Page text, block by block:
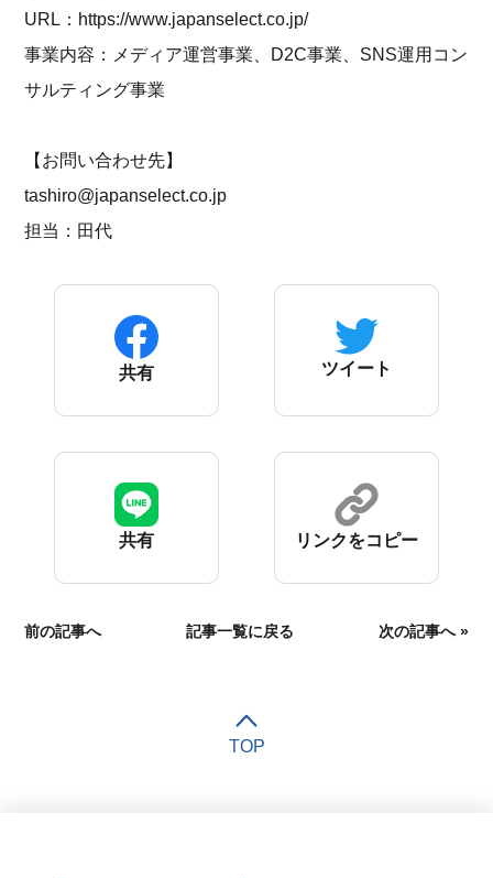
URL：https://www.japanselect.co.jp/
事業内容：メディア運営事業、D2C事業、SNS運用コン
サルティング事業
【お問い合わせ先】
tashiro@japanselect.co.jp
担当：田代
共有 ツイート
共有 リンクをコピー
前の記事へ 記事一覧に戻る 次の記事へ»
TOP